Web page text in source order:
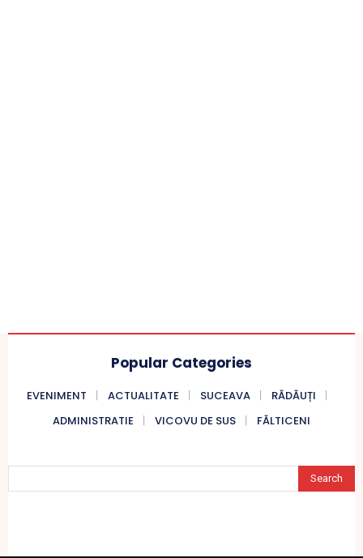
Popular Categories
EVENIMENT ACTUALITATE SUCEAVA
RĂDĂUȚI
ADMINISTRATIE
VICOVU DE SUS FĂLTICENI
Search